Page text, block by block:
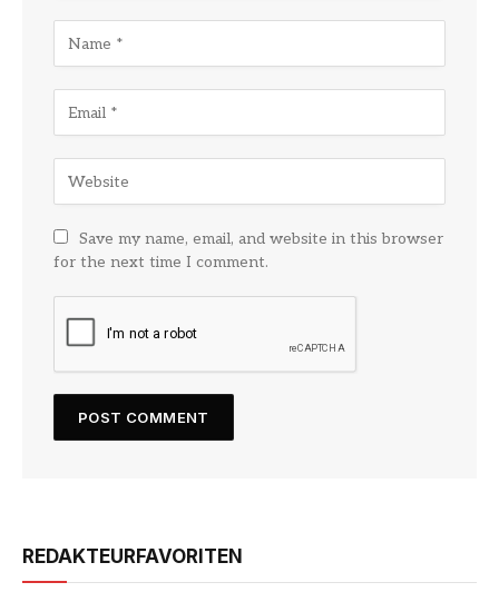
Save my name, email, and website in this browser
for the next time I comment.
REDAKTEURFAVORITEN